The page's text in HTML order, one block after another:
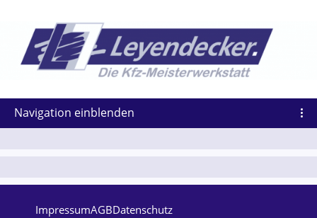
Navigation einblenden
ImpressumAGBDatenschutz